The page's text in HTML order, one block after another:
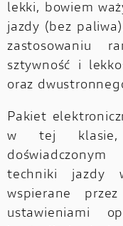
lekki, bowiem
jazdy (bez
zastosowaniu
sztywność i
oraz
Pakiet
w tej klasie,
techniki jazdy
wspierane
ustawieniami